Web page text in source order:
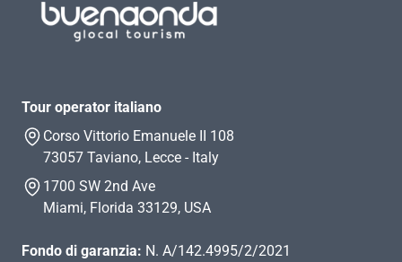
Tour operator italiano
Corso Vittorio Emanuele II 108
73057 Taviano, Lecce - Italy
1700 SW 2nd Ave
Miami, Florida 33129, USA
Fondo di garanzia: N. A/142.4995/2/2021